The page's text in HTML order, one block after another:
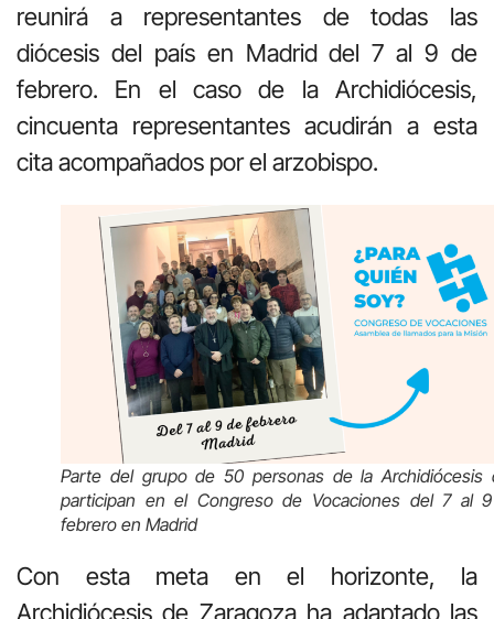
reunirá a representantes de todas las
diócesis del país en Madrid del 7 al 9 de
febrero. En el caso de la Archidiócesis,
cincuenta representantes acudirán a esta
cita acompañados por el arzobispo.
Parte del grupo de 50 personas de la Archidiócesis
participan en el Congreso de Vocaciones del 7 al
febrero en Madrid
Con esta meta en el horizonte, la
Archidiócesis de Zaragoza ha adaptado las